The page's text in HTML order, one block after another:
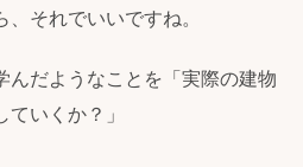
それでいいですね。
んだようなことを「実際の建物
いくか？」